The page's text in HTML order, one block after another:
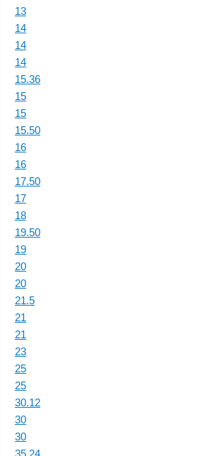
13
14
14
14
15.36
15
15
15.50
16
16
17.50
17
18
19.50
19
20
20
21.5
21
21
23
25
25
30.12
30
30